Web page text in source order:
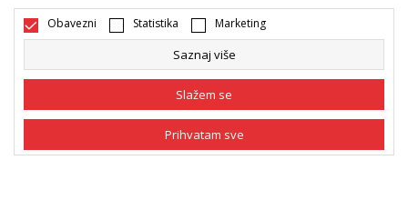
Nastojimo da budemo što precizniji u opisu proizvoda, prikazu slika i
samih cijena, ali ne možemo garantovati da su sve informacije kompletne
i bez grešaka. Svi artikli prikazani na sajtu su dio naše ponude i ne
Obavezni Statistika Marketing
Saznaj više
Slažem se
Prihvatam sve